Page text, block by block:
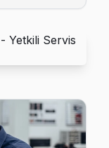
için kapıya kadar
için sık bizi tercih